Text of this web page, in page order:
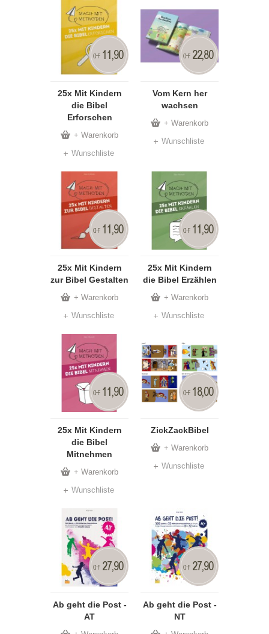
25x Mit Kindern
die Bibel
Erforschen
CHF 11,90
+ Warenkorb
Wunschliste
Vom Kern her
wachsen
CHF 22,80
+ Warenkorb
Wunschliste
25x Mit Kindern
zur Bibel Gestalten
CHF 11,90
+ Warenkorb
Wunschliste
25x Mit Kindern
die Bibel Erzählen
CHF 11,90
+ Warenkorb
Wunschliste
25x Mit Kindern
die Bibel
Mitnehmen
CHF 11,90
+ Warenkorb
Wunschliste
ZickZackBibel
CHF 18,00
+ Warenkorb
Wunschliste
Ab geht die Post -
AT
CHF 27,90
Ab geht die Post -
NT
CHF 27,90